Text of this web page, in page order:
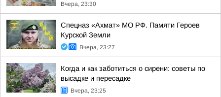
Вчера, 23:30
Спецназ «Ахмат» МО РФ. Памяти Героев
Курской Земли
Вчера, 23:27
Когда и как заботиться о сирени: советы по
высадке и пересадке
Вчера, 23:25